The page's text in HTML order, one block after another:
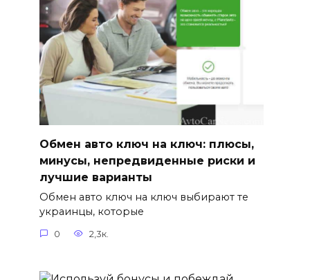
Обмен авто ключ на ключ: плюсы,
минусы, непредвиденные риски и
лучшие варианты
Обмен авто ключ на ключ выбирают те
украинцы, которые
0 2,3к.